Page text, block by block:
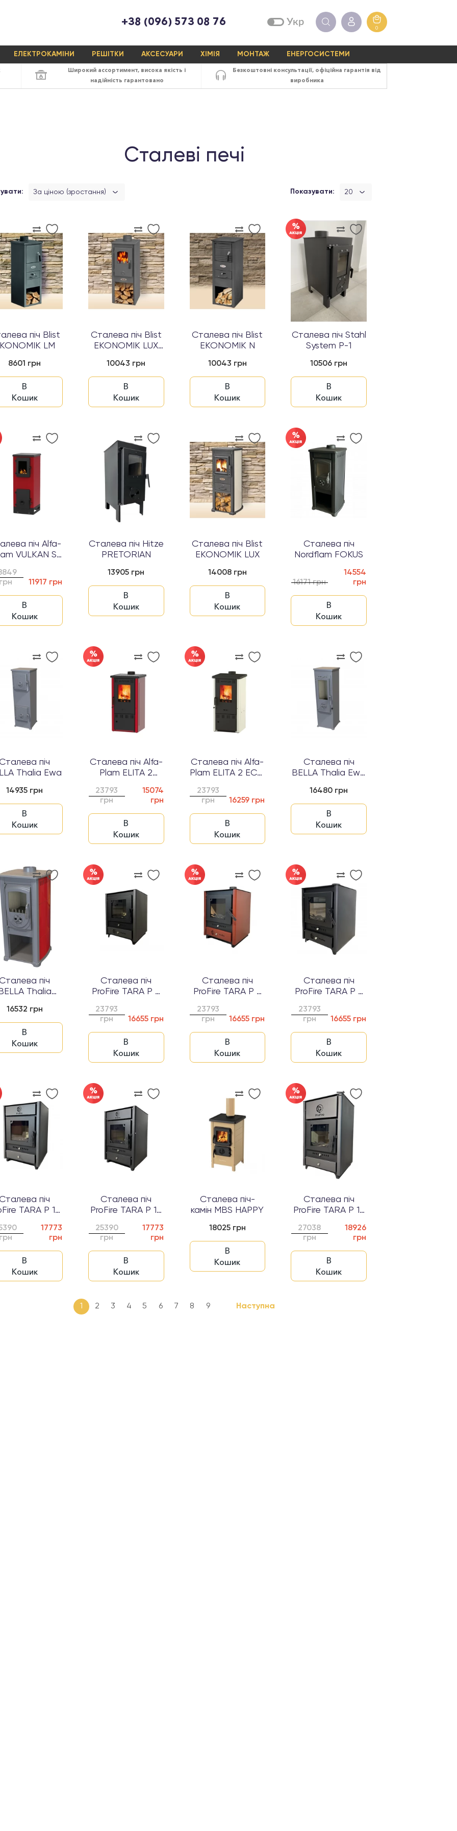
+38 (096) 573 08 76 Укр
0
ЕЛЕКТРОКАМІНИ РЕШІТКИ АКСЕСУАРИ ХІМІЯ МОНТАЖ ЕНЕРГОСИСТЕМИ
Широкий ассортимент, висока якість і
надійність гарантовано
Безкоштовні консультації, офіційна гарантія від
виробника
Сталеві печі
За ціною (зростання) Показувати: 20
піч Blist
LM
8601 грн
В
Кошик
Сталева піч Blist
EKONOMIK LUX
10043 грн
В
Кошик
Сталева піч Blist
EKONOMIK N
10043 грн
В
Кошик
Сталева піч Stahl
System P-1
10506 грн
В
Кошик
піч Alfa-
VULKAN S
грн
11917 грн
В
Кошик
Сталева піч Hitze
PRETORIAN
13905 грн
В
Кошик
Сталева піч Blist
EKONOMIK LUX
14008 грн
В
Кошик
Сталева піч
Nordflam FOKUS
16171 грн
14554
грн
В
Кошик
піч
Thalia Ewa
14935 грн
В
Кошик
Сталева піч Alfa-
Plam ELITA 2
23793
грн
15074
грн
В
Кошик
Сталева піч Alfa-
Plam ELITA 2 ECO
23793
грн
16259 грн
В
Кошик
Сталева піч
BELLA Thalia Ewa
16480 грн
В
Кошик
піч
BELLA Thalia
16532 грн
В
Кошик
Сталева піч
ProFire TARA P 8
23793
грн
16655 грн
В
Кошик
Сталева піч
ProFire TARA P 8
23793
грн
16655 грн
В
Кошик
Сталева піч
ProFire TARA P 8
23793
грн
16655 грн
В
Кошик
піч
TARA P 10
грн
17773
грн
В
Кошик
Сталева піч
ProFire TARA P 10
25390
грн
17773
грн
В
Кошик
Сталева піч-
камін MBS HAPPY
18025 грн
В
Кошик
Сталева піч
ProFire TARA P 12
27038
грн
18926
грн
В
Кошик
1 2 3 4 5 6 7 8 9 Наступна